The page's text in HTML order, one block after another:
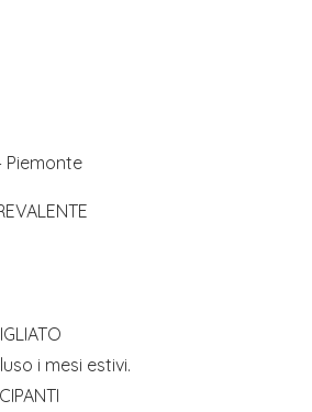
Piemonte
i mesi estivi.